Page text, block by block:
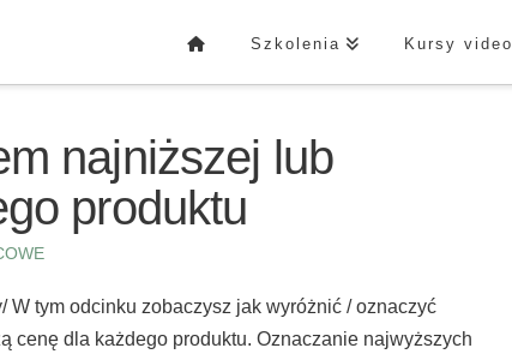
Szkolenia Kursy video
najniższej lub
produktu
W tym odcinku zobaczysz jak wyróżnić / oznaczyć
cenę dla każdego produktu. Oznaczanie najwyższych